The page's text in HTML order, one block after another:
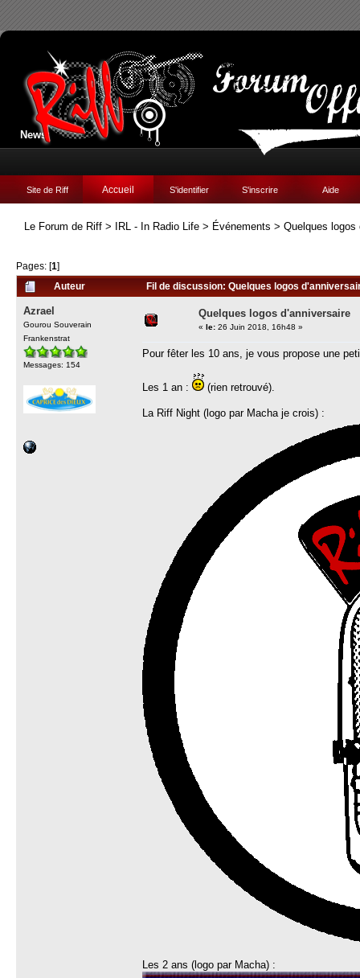
News:
Site de Riff Accueil S'identifier S'inscrire Aide
Le Forum de Riff > IRL - In Radio Life > Événements > Quelques logos
Pages: [1]
Auteur
Fil de discussion: Quelques logos
Azrael
Gourou Souverain
Frankenstrat
Messages: 154
Quelques logos d'anniversaire
« le: 26 Juin 2018, 16h48 »
Pour fêter les 10 ans, je vous propose une
Les 1 an : (rien retrouvé).
La Riff Night (logo par Macha je crois) :
Les 2 ans (logo par Macha) :